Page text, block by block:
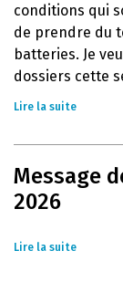
conditions qui
de prendre du
batteries. Je
dossiers cette
Lire la suite
Message
2026
Lire la suite